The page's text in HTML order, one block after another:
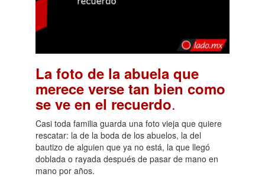
La foto de la abuela que
merece verse tan bien como
se ve en el recuerdo.
Casi toda familia guarda una foto vieja que quiere
rescatar: la de la boda de los abuelos, la del
bautizo de alguien que ya no está, la que llegó
doblada o rayada después de pasar de mano en
mano por años.